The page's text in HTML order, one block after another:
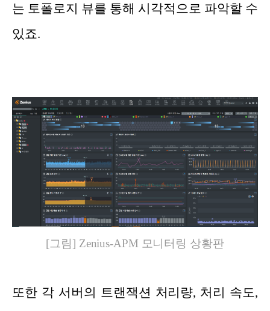
는 토폴로지 뷰를 통해 시각적으로 파악할 수
있죠.
[그림] Zenius-APM 모니터링 상황판
또한 각 서버의 트랜잭션 처리량, 처리 속도,